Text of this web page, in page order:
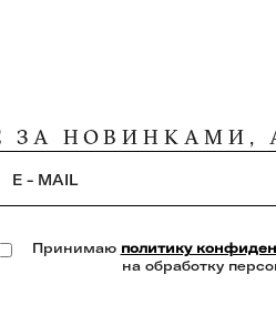
ЗА
E - MAIL
Принимаю политику
на обработку